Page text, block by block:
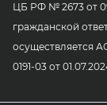
ЦБ РФ № 2673 от
гражданской
осуществляется
0191-03 от